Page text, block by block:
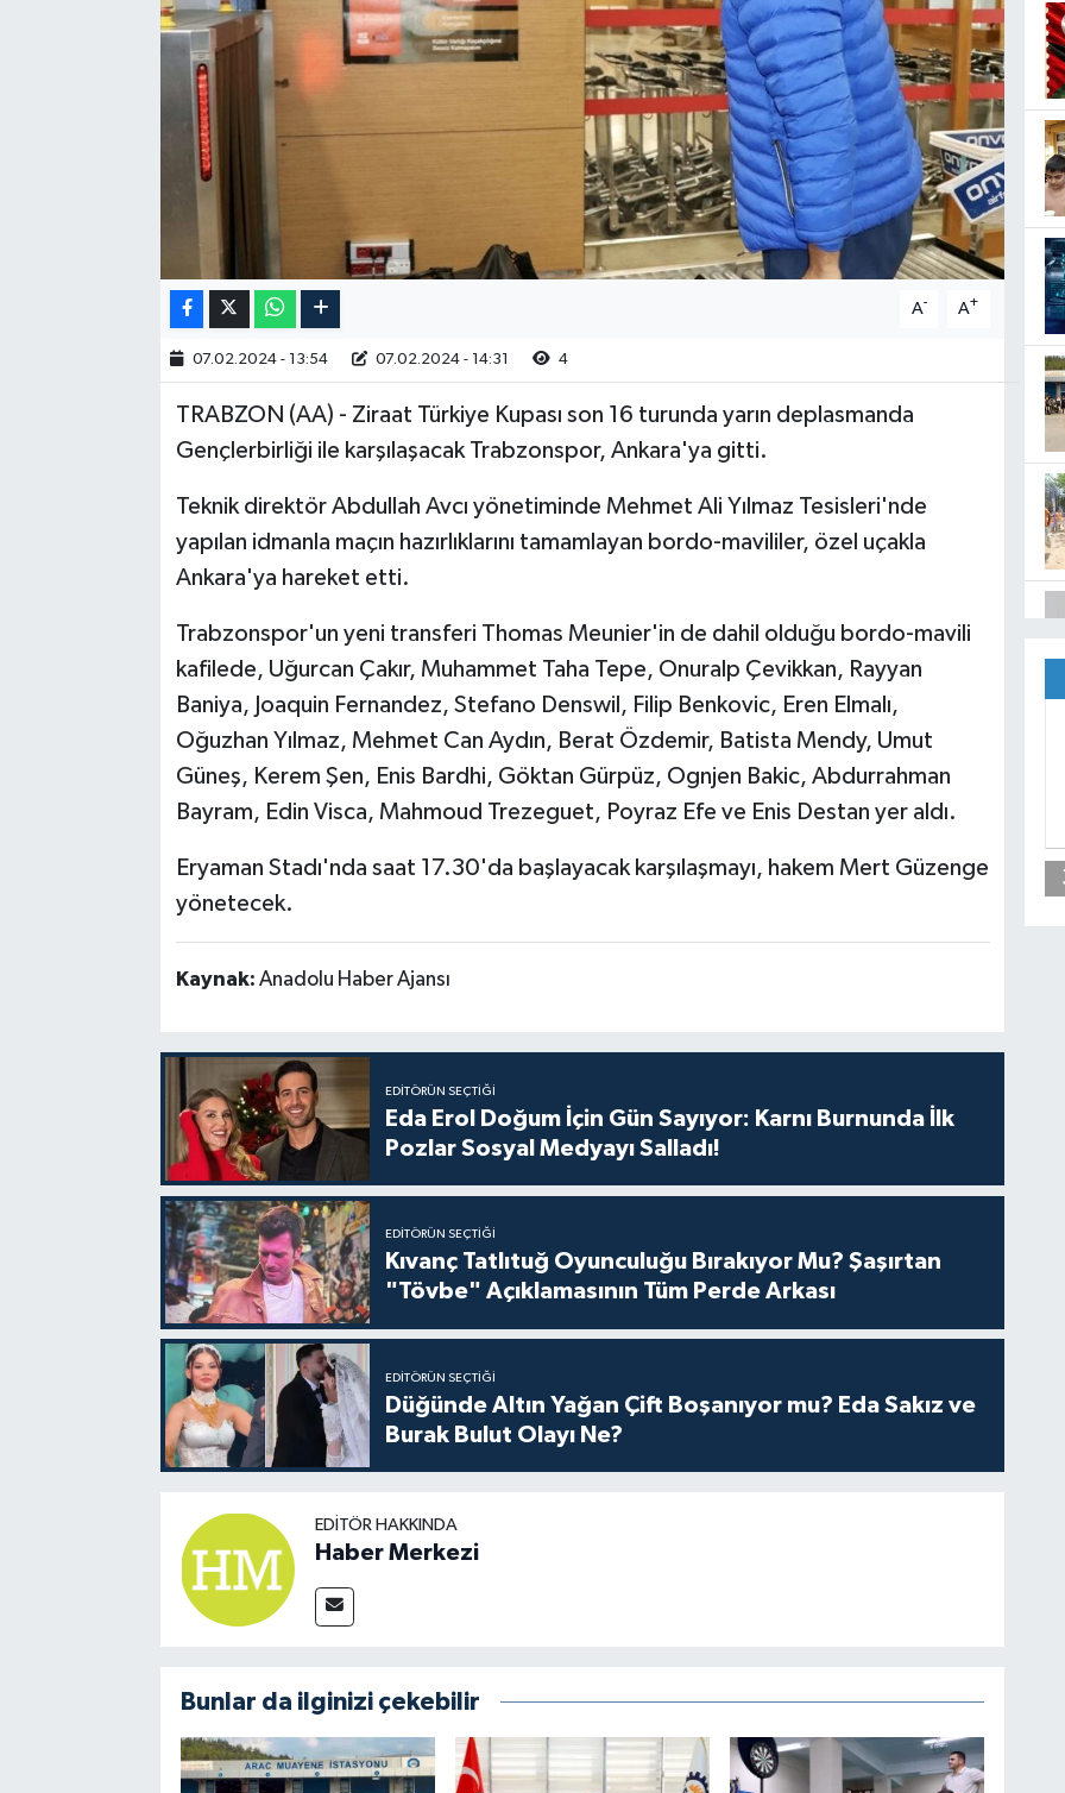
A- A+
07.02.2024 - 13:54 07.02.2024 - 14:31 4
TRABZON (AA) - Ziraat Türkiye Kupası son 16 turunda yarın deplasmanda
Gençlerbirliği ile karşılaşacak Trabzonspor, Ankara'ya gitti.
Teknik direktör Abdullah Avcı yönetiminde Mehmet Ali Yılmaz Tesisleri'nde
yapılan idmanla maçın hazırlıklarını tamamlayan bordo-mavililer, özel uçakla
Ankara'ya hareket etti.
Trabzonspor'un yeni transferi Thomas Meunier'in de dahil olduğu bordo-mavili
kafilede, Uğurcan Çakır, Muhammet Taha Tepe, Onuralp Çevikkan, Rayyan
Baniya, Joaquin Fernandez, Stefano Denswil, Filip Benkovic, Eren Elmalı,
Oğuzhan Yılmaz, Mehmet Can Aydın, Berat Özdemir, Batista Mendy, Umut
Güneş, Kerem Şen, Enis Bardhi, Göktan Gürpüz, Ognjen Bakic, Abdurrahman
Bayram, Edin Visca, Mahmoud Trezeguet, Poyraz Efe ve Enis Destan yer aldı.
Eryaman Stadı'nda saat 17.30'da başlayacak karşılaşmayı, hakem Mert Güzenge
yönetecek.
Kaynak: Anadolu Haber Ajansı
EDITÖRÜN SEÇTIĞI
Eda Erol Doğum İçin Gün Sayıyor: Karnı Burnunda İlk
Pozlar Sosyal Medyayı Salladı!
EDITÖRÜN SEÇTIĞI
Kıvanç Tatlıtuğ Oyunculuğu Bırakıyor Mu? Şaşırtan
"Tövbe" Açıklamasının Tüm Perde Arkası
EDITÖRÜN SEÇTIĞI
Düğünde Altın Yağan Çift Boşanıyor mu? Eda Sakız ve
Burak Bulut Olayı Ne?
EDITÖR HAKKINDA
Haber Merkezi
Bunlar da ilginizi çekebilir
RESMİ İLAN